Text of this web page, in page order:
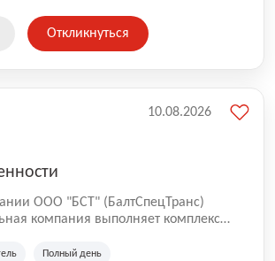
Откликнуться
ООО "БСТ" (БалтСпецТранс)
компания выполняет комплекс
систем, шпунтовое ограждение
Полный день
10.08.2026